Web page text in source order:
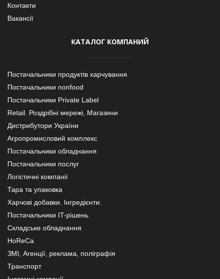
Контакти
Вакансії
КАТАЛОГ КОМПАНИЙ
Постачальники продуктів харчування
Постачальники nonfood
Постачальники Private Label
Retail. Роздрібні мережі, Магазини
Дистрибутори України
Агропромисловий комплекс
Постачальники обладнання
Постачальники послуг
Логістичні компанії
Тара та упаковка
Харчові добавки. Інгредієнти.
Постачальники IT-рішень
Складське обладнання
HoReCa
ЗМІ, Агенції, реклама, поліграфія
Транспорт